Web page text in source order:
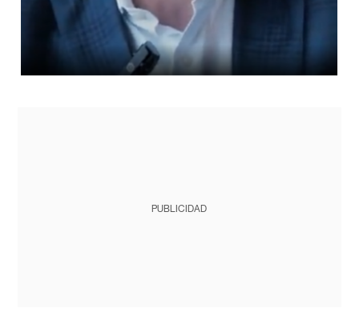
PUBLICIDAD